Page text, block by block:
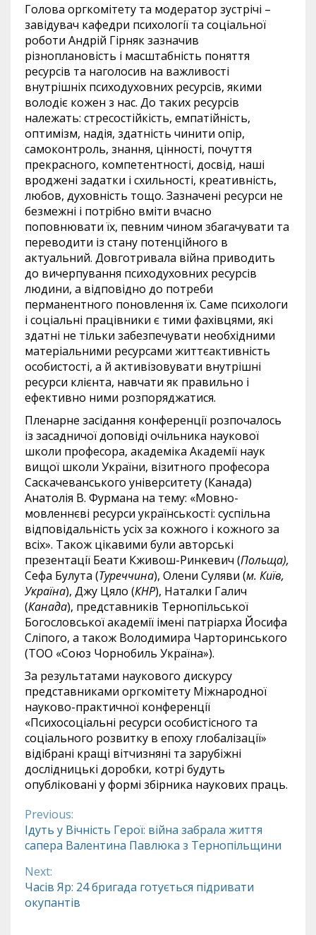
Голова оргкомітету та модератор зустрічі –
завідувач кафедри психології та соціальної
роботи Андрій Гірняк зазначив
різноплановість і масштабність поняття
ресурсів та наголосив на важливості
внутрішніх психодуховних ресурсів, якими
володіє кожен з нас. До таких ресурсів
належать: стресостійкість, емпатійність,
оптимізм, надія, здатність чинити опір,
самоконтроль, знання, цінності, почуття
прекрасного, компетентності, досвід, наші
вроджені задатки і схильності, креативність,
любов, духовність тощо. Зазначені ресурси не
безмежні і потрібно вміти вчасно
поповнювати їх, певним чином збагачувати та
переводити із стану потенційного в
актуальний. Довготривала війна приводить
до вичерпування психодуховних ресурсів
людини, а відповідно до потреби
перманентного поновлення їх. Саме психологи
і соціальні працівники є тими фахівцями, які
здатні не тільки забезпечувати необхідними
матеріальними ресурсами життєактивність
особистості, а й активізовувати внутрішні
ресурси клієнта, навчати як правильно і
ефективно ними розпоряджатися.
Пленарне засідання конференції розпочалось
із засадничої доповіді очільника наукової
школи професора, академіка Академії наук
вищої школи України, візитного професора
Саскачеванського університету (Канада)
Анатолія В. Фурмана на тему: «Мовно-
мовленнєві ресурси українськості: суспільна
відповідальність усіх за кожного і кожного за
всіх». Також цікавими були авторські
презентації Беати Кживош-Ринкевич (Польща),
Сефа Булута (Туреччина), Олени Суляви (м. Київ,
Україна), Джу Цяло (КНР), Наталки Галич
(Канада), представників Тернопільської
Богословської академії імені патріарха Йосифа
Сліпого, а також Володимира Чарторинського
(ТОО «Союз Чорнобиль Україна»).
За результатами наукового дискурсу
представниками оргкомітету Міжнародної
науково-практичної конференції
«Психосоціальні ресурси особистісного та
соціального розвитку в епоху глобалізації»
відібрані кращі вітчизняні та зарубіжні
дослідницькі доробки, котрі будуть
опубліковані у формі збірника наукових праць.
Continue
Reading
Previous:
Ідуть у Вічність Герої: війна забрала життя
сапера Валентина Павлюка з Тернопільщини
Next:
Часів Яр: 24 бригада готується підривати
окупантів